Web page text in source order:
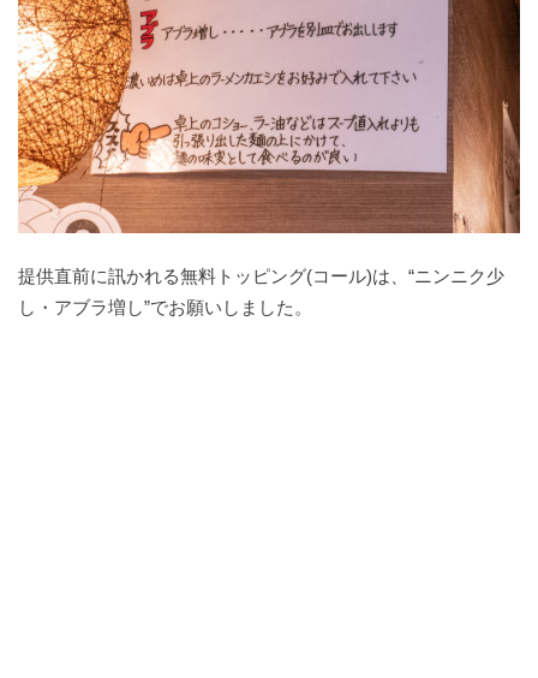
提供直前に訊かれる無料トッピング(コール)は、“ニンニク少
し・アブラ増し”でお願いしました。